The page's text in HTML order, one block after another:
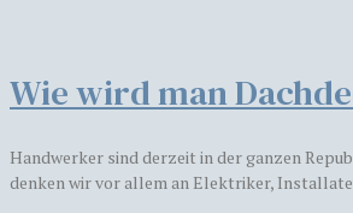
Wie wird man
Handwerker sind derzeit in der ganzen
denken wir vor allem an Elektriker,